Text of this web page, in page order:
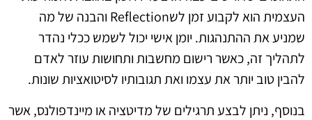
העצמית הוא לקבוע זמן לשReflection והבנה של מה
שמניע את ההתנהגות. יומן אישי יכול לשמש ככלי נהדר
לתהליך זה, כאשר רישום מחשבות ותחושות עוזר לאדם
להבין טוב יותר את עצמו ואת תגובותיו לסיטואציות שונות.
בנוסף, ניתן לבצע תרגילים של מדיטציה או מיינדפולנס, אשר